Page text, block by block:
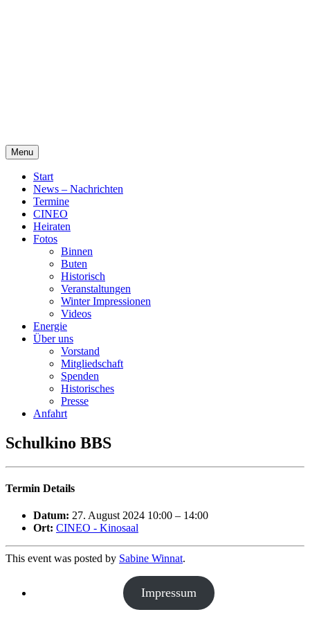
Menu
Start
News – Nachrichten
Termine
CINEO
Heiraten
Fotos
Binnen
Buten
Historisch
Veranstaltungen
Winter Impressionen
Videos
Energie
Über uns
Vorstand
Mitgliedschaft
Spenden
Historisches
Presse
Anfahrt
Schulkino BBS
Termin Details
Datum: 27. August 2024 10:00 – 14:00
Ort: CINEO - Kinosaal
This event was posted by Sabine Winnat.
Impressum